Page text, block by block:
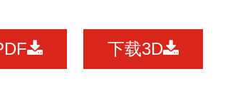
下载3D